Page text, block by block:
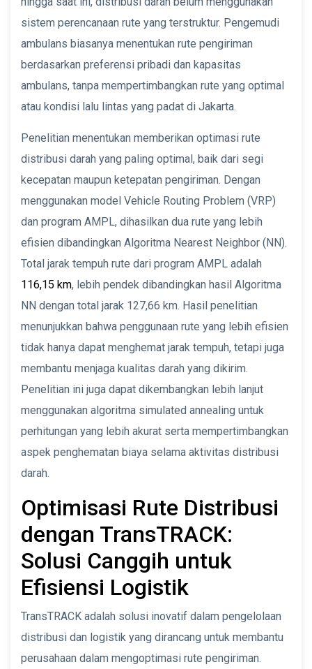
sistem perencanaan rute yang terstruktur. Pengemudi
ambulans biasanya menentukan rute pengiriman
berdasarkan preferensi pribadi dan kapasitas
ambulans, tanpa mempertimbangkan rute yang optimal
atau kondisi lalu lintas yang padat di Jakarta.
Penelitian menentukan memberikan optimasi rute
distribusi darah yang paling optimal, baik dari segi
kecepatan maupun ketepatan pengiriman. Dengan
menggunakan model Vehicle Routing Problem (VRP)
dan program AMPL, dihasilkan dua rute yang lebih
efisien dibandingkan Algoritma Nearest Neighbor (NN).
Total jarak tempuh rute dari program AMPL adalah
116,15 km, lebih pendek dibandingkan hasil Algoritma
NN dengan total jarak 127,66 km. Hasil penelitian
menunjukkan bahwa penggunaan rute yang lebih efisien
tidak hanya dapat menghemat jarak tempuh, tetapi juga
membantu menjaga kualitas darah yang dikirim.
Penelitian ini juga dapat dikembangkan lebih lanjut
menggunakan algoritma simulated annealing untuk
perhitungan yang lebih akurat serta mempertimbangkan
aspek penghematan biaya selama aktivitas distribusi
darah.
Optimisasi Rute Distribusi
dengan TransTRACK:
Solusi Canggih untuk
Efisiensi Logistik
TransTRACK adalah solusi inovatif dalam pengelolaan
distribusi dan logistik yang dirancang untuk membantu
perusahaan dalam mengoptimasi rute pengiriman.